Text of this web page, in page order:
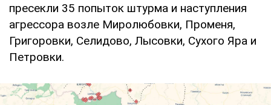
пресекли 35 попыток штурма и наступления
агрессора возле Миролюбовки, Променя,
Григоровки, Селидово, Лысовки, Сухого Яра и
Петровки.